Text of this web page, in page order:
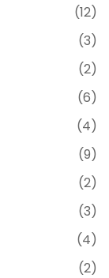
(12)
(3)
(2)
(6)
(4)
(9)
(2)
(3)
(4)
(2)